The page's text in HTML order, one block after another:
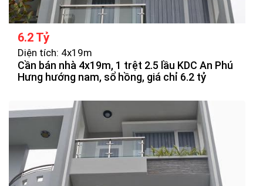
6.2 Tỷ
Diện tích: 4x19m
Cần bán nhà 4x19m, 1 trệt 2.5 lầu KDC An Phú
Hưng hướng nam, sổ hồng, giá chỉ 6.2 tỷ